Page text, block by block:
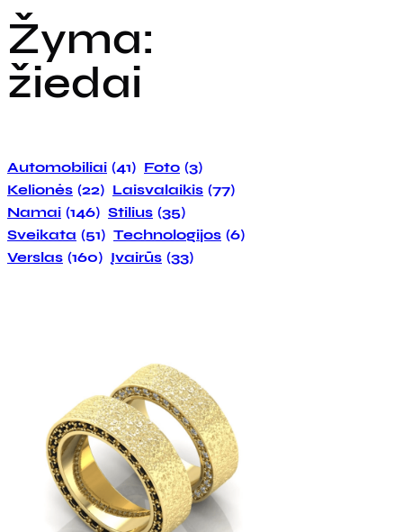
Žyma:
žiedai
Automobiliai (41) Foto (3)
Kelionės (22) Laisvalaikis (77)
Namai (146) Stilius (35)
Sveikata (51) Technologijos (6)
Verslas (160) Įvairūs (33)